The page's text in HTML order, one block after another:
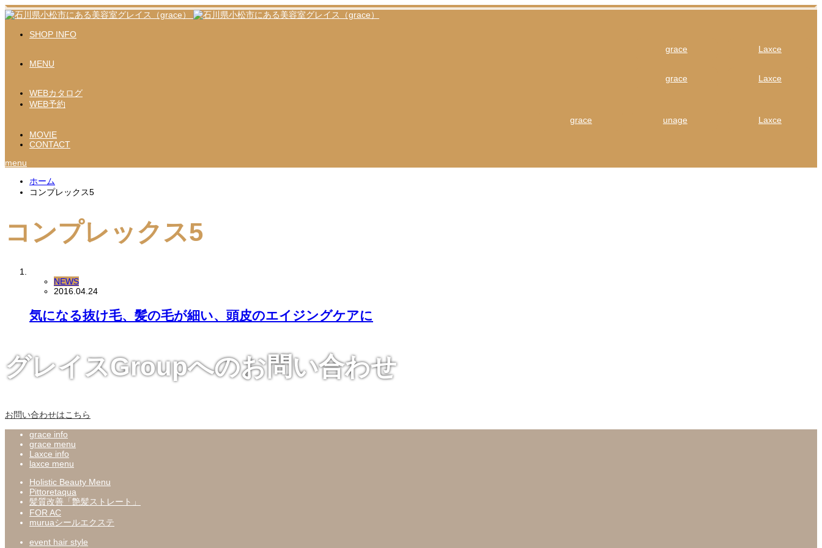
SHOP INFO
grace
Laxce
MENU
grace
Laxce
WEBカタログ
WEB予約
grace
unage
Laxce
MOVIE
CONTACT
menu
ホーム
コンプレックス5
コンプレックス5
NEWS
2016.04.24
気になる抜け毛、髪の毛が細い、頭皮のエイジングケアに
グレイスGroupへのお問い合わせ
お問い合わせはこちら
grace info
grace menu
Laxce info
laxce menu
Holistic Beauty Menu
Pittoretaqua
髪質改善「艶髪ストレート」
FOR AC
muruaシールエクステ
event hair style